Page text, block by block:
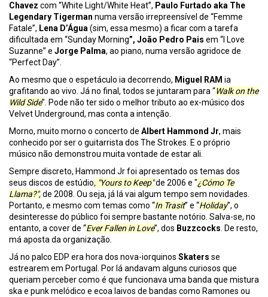
Chavez com “White Light/White Heat”, Paulo Furtado aka The
Legendary Tigerman numa versão irrepreensível de “Femme
Fatale”, Lena D’Água(sim, essa mesmo) a ficar com a tarefa
dificultada em “Sunday Morning”, João Pedro Pais em “I Love
Suzanne” e Jorge Palma, ao piano, numa versão agridoce de
“Perfect Day”.
Ao mesmo que o espetáculo ia decorrendo, Miguel RAM ia
grafitando ao vivo. Já no final, todos se juntaram para “Walk on the
Wild Side”. Pode não ter sido o melhor tributo ao ex-músico dos
Velvet Underground, mas conta a intenção.
Morno, muito morno o concerto de Albert Hammond Jr, mais
conhecido por ser o guitarrista dos The Strokes. E o próprio
músico não demonstrou muita vontade de estar ali.
Sempre discreto, Hammond Jr foi apresentado os temas dos
seus discos de estúdio, "Yours to Keep"de 2006 e "¿Cómo Te
Llama?",de 2008. Ou seja, já lá vai algum tempo sem novidades.
Portanto, e mesmo com temas como “In Trasit” e “Holiday”, o
desinteresse do público foi sempre bastante notório. Salva-se, no
entanto, a cover de “Ever Fallen in Love”, dos Buzzcocks. De resto,
má aposta da organização.
Já no palco EDP era hora dos nova-iorquinos Skaters se
estrearem em Portugal. Por lá andavam alguns curiosos que
queriam perceber como é que funcionava uma banda que mistura
ska e punk melódico e ecoa laivos de bandas como Ramones ou